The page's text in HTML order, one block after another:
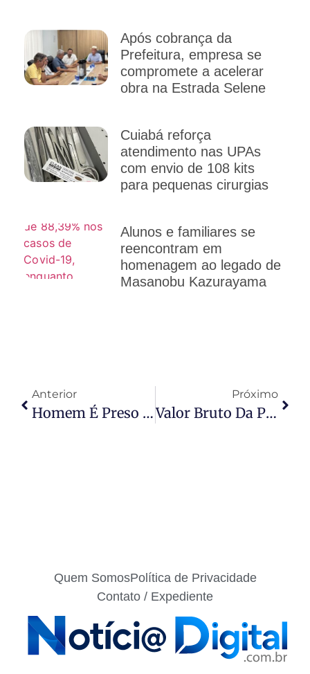
Após cobrança da
Prefeitura, empresa se
compromete a acelerar
obra na Estrada Selene
Cuiabá reforça
atendimento nas UPAs
com envio de 108 kits
para pequenas cirurgias
Alunos e familiares se
reencontram em
homenagem ao legado de
Masanobu Kazurayama
Anterior
Homem É Preso Pela Polícia Militar Em Flagrante Por Agredir Companheira Após Discussão Em Bar
Próximo
Valor Bruto Da Produção Levam Agro A Faturamento Recorde De R$ 212,6 Bilhões
Quem SomosPolítica de Privacidade
Contato / Expediente